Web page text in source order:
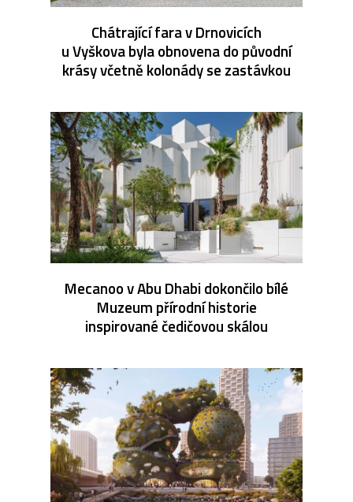
Chátrající fara v Drnovicích
u Vyškova byla obnovena do původní
krásy včetně kolonády se zastávkou
Mecanoo v Abu Dhabi dokončilo bílé
Muzeum přírodní historie
inspirované čedičovou skálou